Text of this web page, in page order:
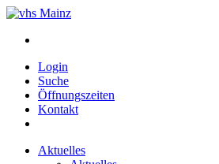
Login
Suche
Öffnungszeiten
Kontakt
Aktuelles